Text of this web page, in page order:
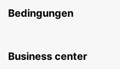
Bedingungen
Business center